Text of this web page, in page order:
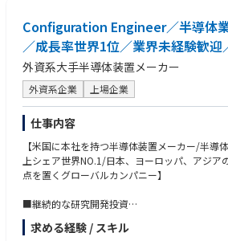
Configuration Engineer／半導体
／成長率世界1位／業界未経験歓迎
外資系大手半導体装置メーカー
外資系企業 上場企業
仕事内容
【米国に本社を持つ半導体装置メーカー/半導
上シェア世界NO.1/日本、ヨーロッパ、アジア
点を置くグローバルカンパニー】
■継続的な研究開発投資
最先端技術を提供し続けるため、売上高の【10
的に投資しています。
求める経験 / スキル